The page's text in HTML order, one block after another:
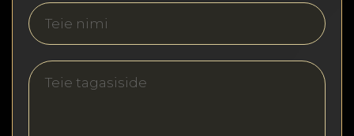
AML/CFT
Konfidentsiaalsus